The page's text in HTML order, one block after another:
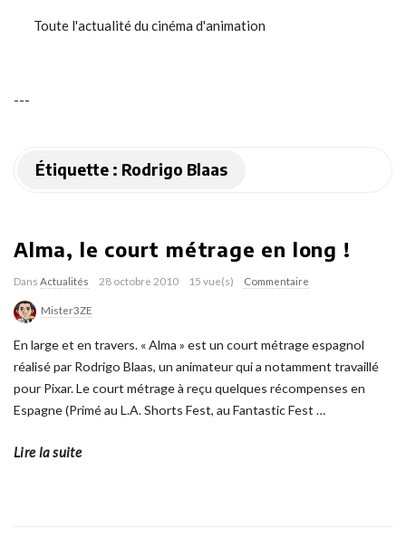
Toute l'actualité du cinéma d'animation
---
Étiquette : Rodrigo Blaas
Alma, le court métrage en long !
Dans Actualités 28 octobre 2010 15 vue(s) Commentaire
Mister3ZE
En large et en travers. « Alma » est un court métrage espagnol
réalisé par Rodrigo Blaas, un animateur qui a notamment travaillé
pour Pixar. Le court métrage à reçu quelques récompenses en
Espagne (Primé au L.A. Shorts Fest, au Fantastic Fest…
Lire la suite